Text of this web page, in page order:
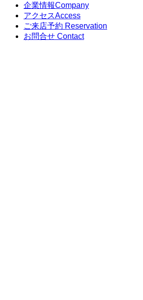
企業情報Company
アクセスAccess
ご来店予約 Reservation
お問合せ Contact